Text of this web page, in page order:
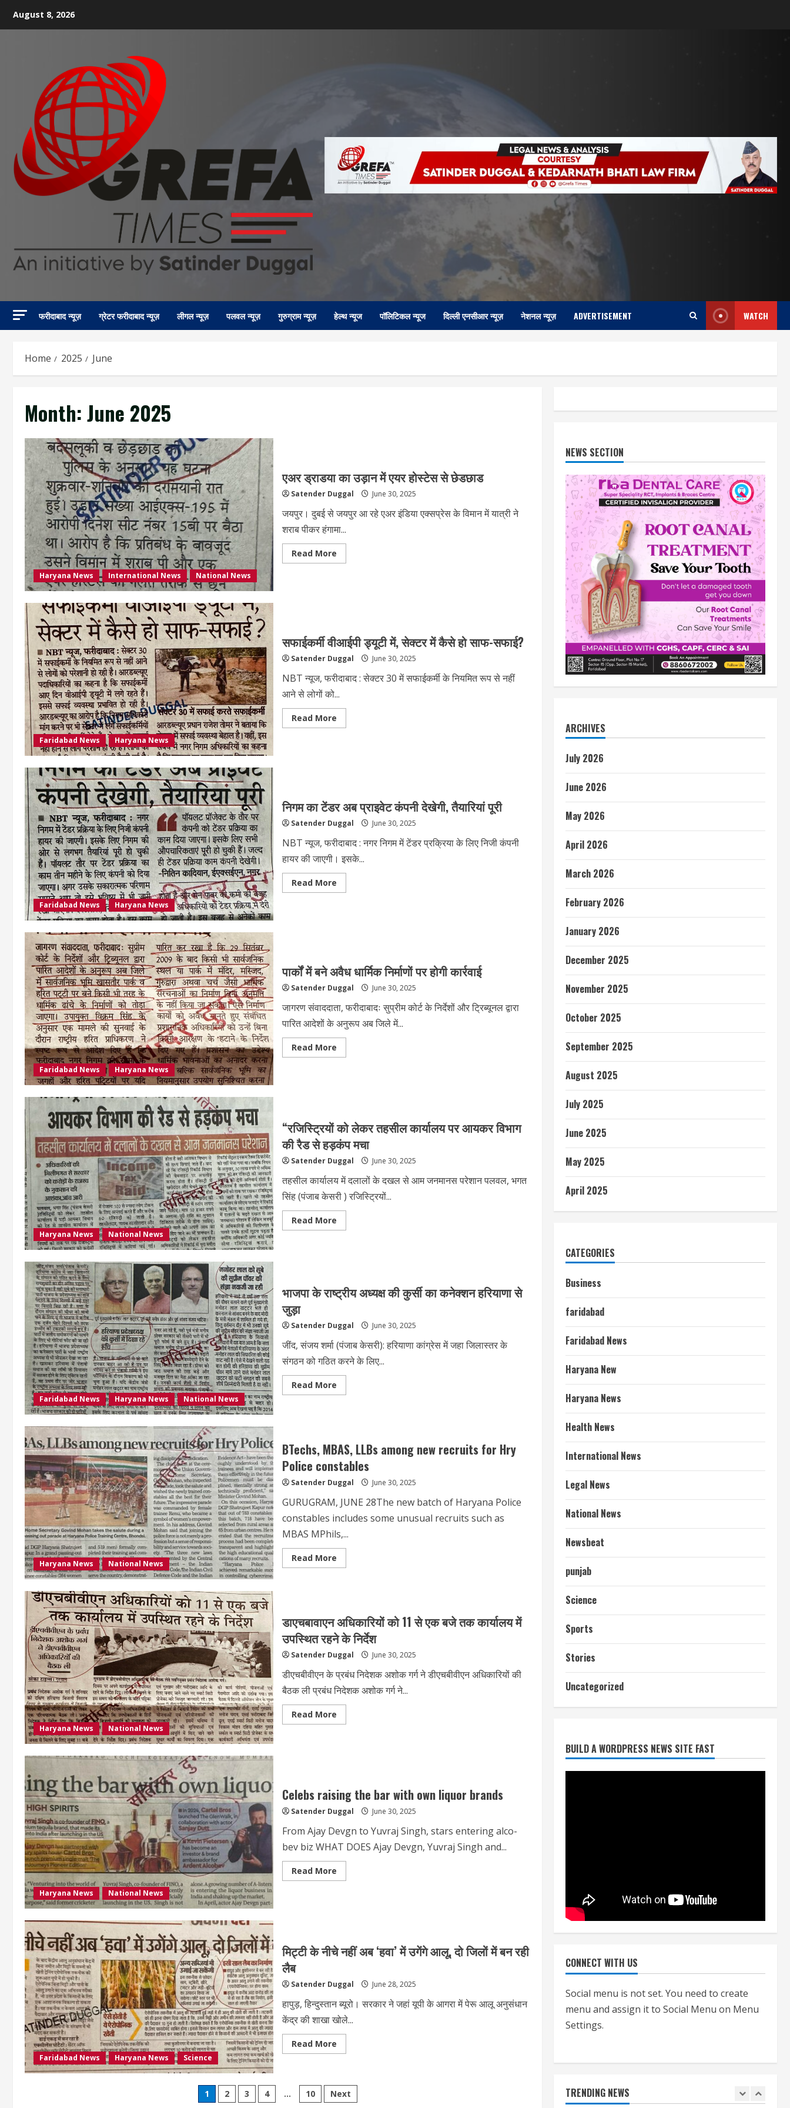
August 8, 2026
फरीदाबाद न्यूज़ ग्रेटर फरीदाबाद न्यूज़ लीगल न्यूज़ पलवल न्यूज़ गुरुग्राम न्यूज़ हेल्थ न्यूज पॉलिटिकल न्यूज दिल्ली एनसीआर न्यूज़ नेशनल न्यूज़ ADVERTISEMENT WATCH
Home 2025 June
Month:June 2025
Haryana News International News National News
एअर ड्राडया का उड़ान में एयर होस्टेस से छेडछाड
Satender Duggal June 30, 2025
जयपुर। दुबई से जयपुर आ रहे एअर इंडिया एक्सप्रेस के विमान में यात्री ने
शराब पीकर हंगामा...
Read More
Faridabad News Haryana News
सफाईकर्मी वीआईपी ड्यूटी में, सेक्टर में कैसे हो साफ-सफाई?
Satender Duggal June 30, 2025
NBT न्यूज, फरीदाबाद : सेक्टर 30 में सफाईकर्मी के नियमित रूप से नहीं
आने से लोगों को...
Read More
Faridabad News Haryana News
निगम का टेंडर अब प्राइवेट कंपनी देखेगी, तैयारियां पूरी
Satender Duggal June 30, 2025
NBT न्यूज, फरीदाबाद : नगर निगम में टेंडर प्रक्रिया के लिए निजी कंपनी
हायर की जाएगी। इसके...
Read More
Faridabad News Haryana News
पार्कों में बने अवैध धार्मिक निर्माणों पर होगी कार्रवाई
Satender Duggal June 30, 2025
जागरण संवाददाता, फरीदाबादः सुप्रीम कोर्ट के निर्देशों और ट्रिब्यूनल द्वारा
पारित आदेशों के अनुरूप अब जिले में...
Read More
Haryana News National News
“रजिस्ट्रियों को लेकर तहसील कार्यालय पर आयकर विभाग
की रैड से हड़कंप मचा
Satender Duggal June 30, 2025
तहसील कार्यालय में दलालों के दखल से आम जनमानस परेशान पलवल, भगत
सिंह (पंजाब केसरी ) रजिस्ट्रियों...
Read More
Faridabad News Haryana News National News
भाजपा के राष्ट्रीय अध्यक्ष की कुर्सी का कनेक्शन हरियाणा से
जुड़ा
Satender Duggal June 30, 2025
जींद, संजय शर्मा (पंजाब केसरी): हरियाणा कांग्रेस में जहा जिलास्तर के
संगठन को गठित करने के लिए...
Read More
Haryana News National News
BTechs, MBAS, LLBs among new recruits for Hry
Police constables
Satender Duggal June 30, 2025
GURUGRAM, JUNE 28The new batch of Haryana Police
constables includes some unusual recruits such as
MBAS MPhils,...
Read More
Haryana News National News
डाएचबावाएन अधिकारियों को 11 से एक बजे तक कार्यालय में
उपस्थित रहने के निर्देश
Satender Duggal June 30, 2025
डीएचबीवीएन के प्रबंध निदेशक अशोक गर्ग ने डीएचबीवीएन अधिकारियों की
बैठक ली प्रबंध निदेशक अशोक गर्ग ने...
Read More
Haryana News National News
Celebs raising the bar with own liquor brands
Satender Duggal June 30, 2025
From Ajay Devgn to Yuvraj Singh, stars entering alco-
bev biz WHAT DOES Ajay Devgn, Yuvraj Singh and...
Read More
Faridabad News Haryana News Science
मिट्टी के नीचे नहीं अब ‘हवा’ में उगेंगे आलू, दो जिलों में बन रही
लैब
Satender Duggal June 28, 2025
हापुड़, हिन्दुस्तान ब्यूरो। सरकार ने जहां यूपी के आगरा में पेरू आलू अनुसंधान
केंद्र की शाखा खोले...
Read More
1 2 3 4 … 10 Next
NEWS SECTION
ARCHIVES
July 2026
June 2026
May 2026
April 2026
March 2026
February 2026
January 2026
December 2025
November 2025
October 2025
September 2025
August 2025
July 2025
June 2025
May 2025
April 2025
CATEGORIES
Business
faridabad
Faridabad News
Haryana New
Haryana News
Health News
International News
Legal News
National News
Newsbeat
punjab
Science
Sports
Stories
Uncategorized
BUILD A WORDPRESS NEWS SITE FAST
CONNECT WITH US
Social menu is not set. You need to create
menu and assign it to Social Menu on Menu
Settings.
TRENDING NEWS
आज शाम तक गणना प्रपत्र बीएलओ
July 24, 2026
निर्धारित मानक व नियम का बारीकी से
हाई-रिस्क इमारतों के ओसी में बड़ा
मिलेगा प्रमाणपत्र
निधन
July 24, 2026
2
को वापस नहीं जमा कराया तो कट